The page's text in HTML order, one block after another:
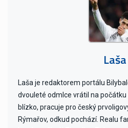
Laša
Laša je redaktorem portálu
dvouleté odmlce vrátil na
blízko, pracuje pro český
Rýmařov, odkud pochází. Realu